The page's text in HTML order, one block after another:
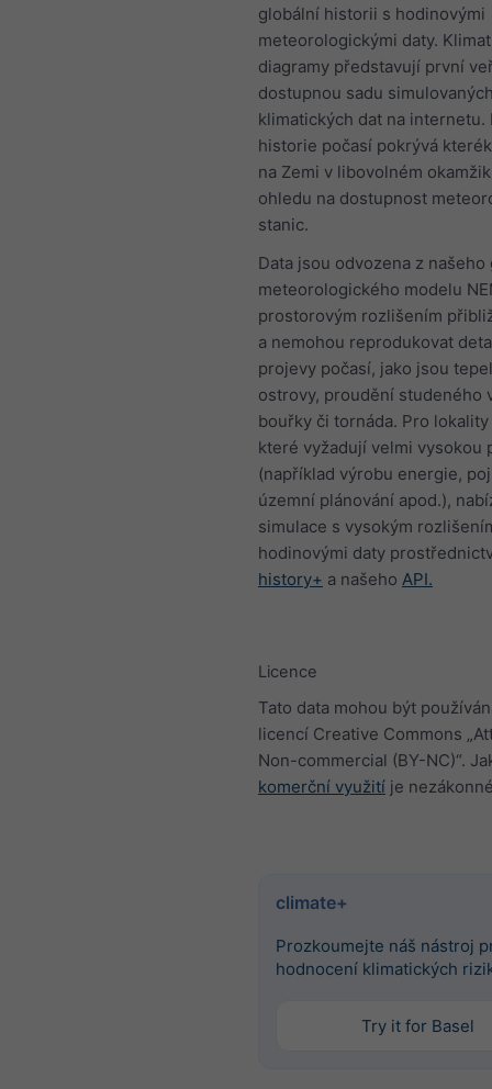
globální historii s hodinovými
meteorologickými daty.
diagramy představují první
dostupnou sadu
klimatických dat na internetu.
historie počasí pokrývá
na Zemi v libovolném
ohledu na dostupnost
stanic.
Data jsou odvozena z
meteorologického modelu
prostorovým rozlišením
a nemohou reprodukovat
projevy počasí, jako jsou
ostrovy, proudění studeného
bouřky či tornáda. Pro
které vyžadují velmi vysokou
(například výrobu energie,
územní plánování apod.),
simulace s vysokým
hodinovými daty
history+ a našeho API.
Licence
Tato data mohou být
licencí Creative Commons
Non-commercial (BY-NC)“.
komerční využití je
climate+
Prozkoumejte náš nástroj
hodnocení klimatických
Try it for Basel